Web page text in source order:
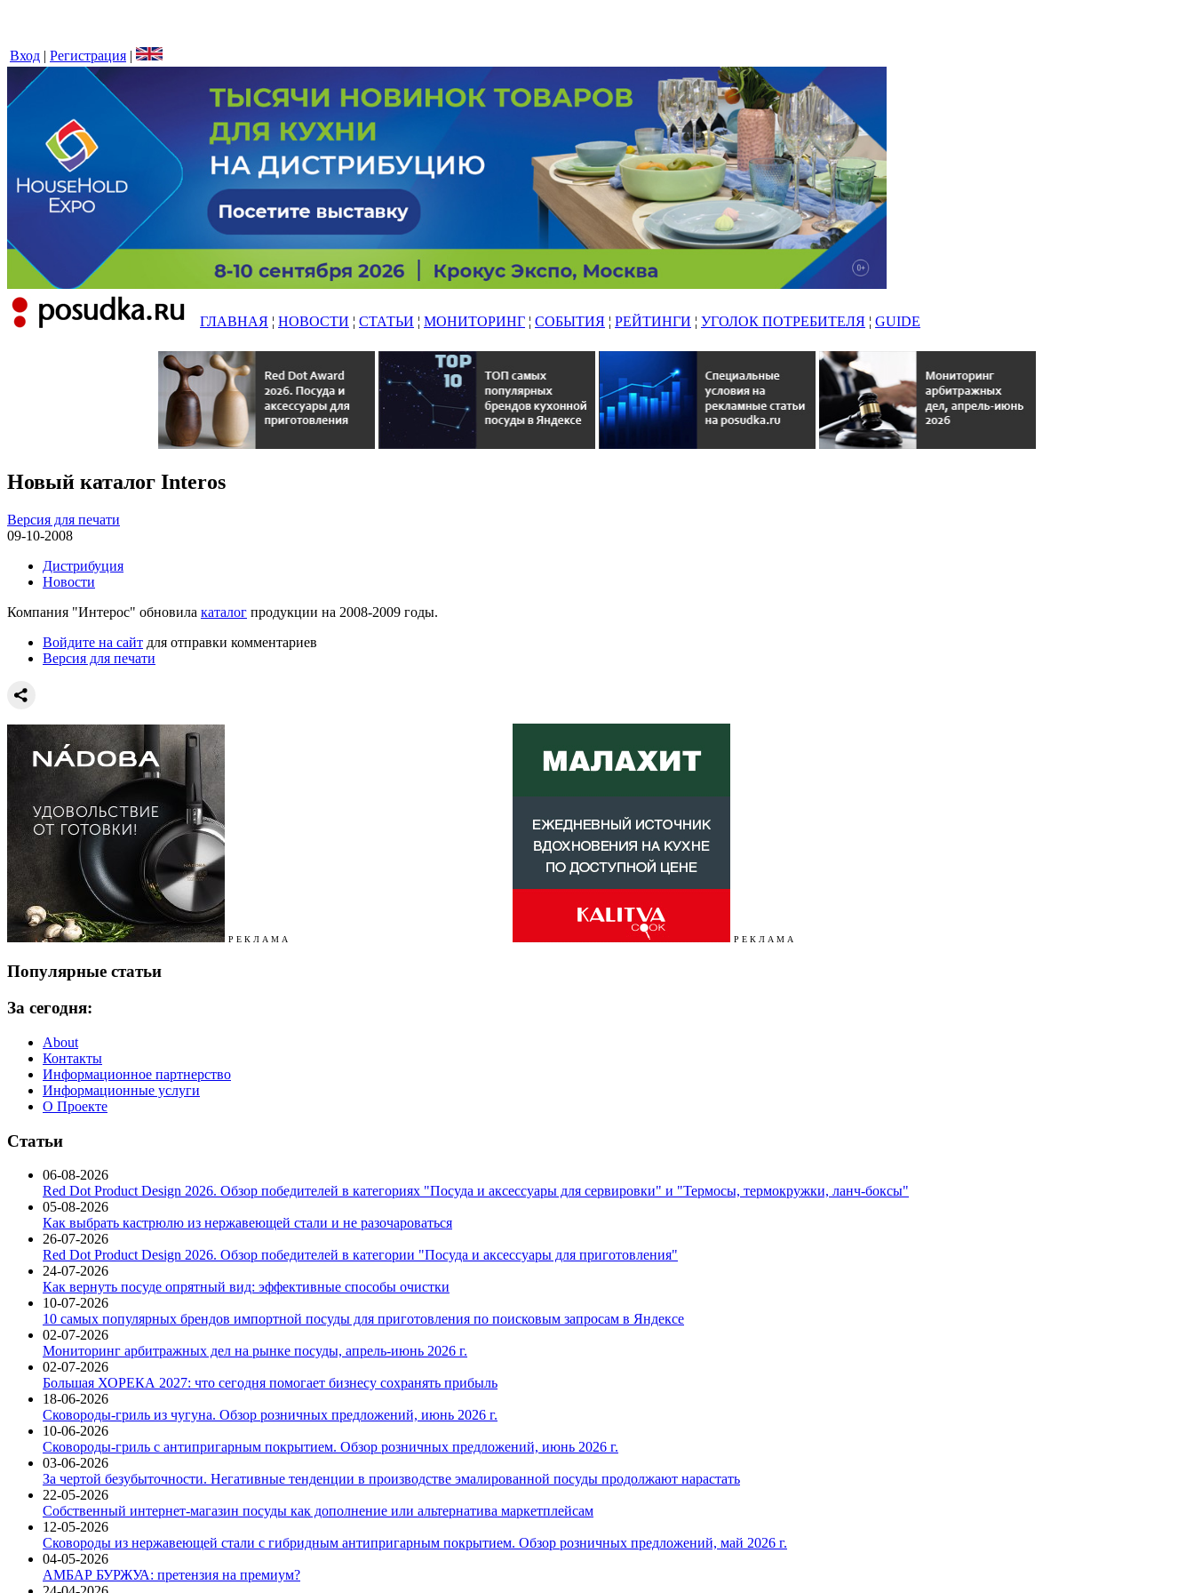
Вход | Регистрация |
ГЛАВНАЯ ¦ НОВОСТИ ¦ СТАТЬИ ¦ МОНИТОРИНГ ¦ СОБЫТИЯ ¦ РЕЙТИНГИ ¦ УГОЛОК ПОТРЕБИТЕЛЯ ¦ GUIDE
Новый каталог Interos
Версия для печати
09-10-2008
Дистрибуция
Новости
Компания "Интерос" обновила каталог продукции на 2008-2009 годы.
Войдите на сайт для отправки комментариев
Версия для печати
Р Е К Л А М А Р Е К Л А М А
Популярные статьи
За сегодня:
About
Контакты
Информационное партнерство
Информационные услуги
О Проекте
Статьи
06-08-2026
Red Dot Product Design 2026. Обзор победителей в категориях "Посуда и аксессуары для сервировки" и "Термосы, термокружки, ланч-боксы"
05-08-2026
Как выбрать кастрюлю из нержавеющей стали и не разочароваться
26-07-2026
Red Dot Product Design 2026. Обзор победителей в категории "Посуда и аксессуары для приготовления"
24-07-2026
Как вернуть посуде опрятный вид: эффективные способы очистки
10-07-2026
10 самых популярных брендов импортной посуды для приготовления по поисковым запросам в Яндексе
02-07-2026
Мониторинг арбитражных дел на рынке посуды, апрель-июнь 2026 г.
02-07-2026
Большая ХОРЕКА 2027: что сегодня помогает бизнесу сохранять прибыль
18-06-2026
Сковороды-гриль из чугуна. Обзор розничных предложений, июнь 2026 г.
10-06-2026
Сковороды-гриль с антипригарным покрытием. Обзор розничных предложений, июнь 2026 г.
03-06-2026
За чертой безубыточности. Негативные тенденции в производстве эмалированной посуды продолжают нарастать
22-05-2026
Собственный интернет-магазин посуды как дополнение или альтернатива маркетплейсам
12-05-2026
Сковороды из нержавеющей стали с гибридным антипригарным покрытием. Обзор розничных предложений, май 2026 г.
04-05-2026
АМБАР БУРЖУА: претензия на премиум?